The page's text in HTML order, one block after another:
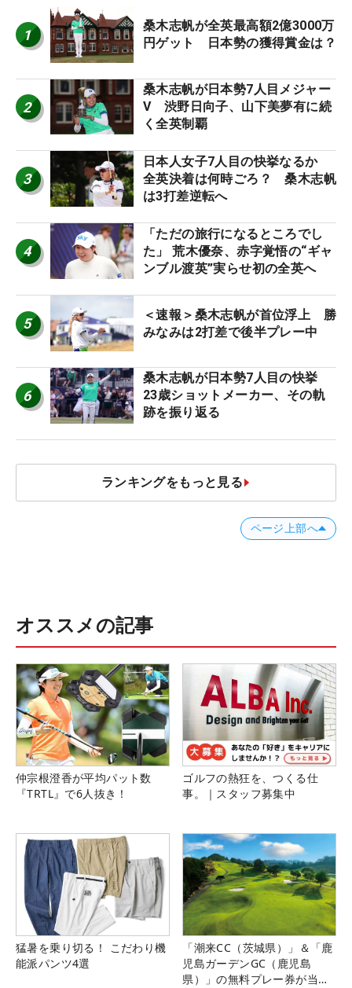
1
桑木志帆が全英最高額2億3000万
円ゲット 日本勢の獲得賞金は？
2
桑木志帆が日本勢7人目メジャー
V 渋野日向子、山下美夢有に続
く全英制覇
3
日本人女子7人目の快挙なるか
全英決着は何時ごろ？ 桑木志帆
は3打差逆転へ
4
「ただの旅行になるところでし
た」 荒木優奈、赤字覚悟の“ギャ
ンブル渡英”実らせ初の全英へ
5
＜速報＞桑木志帆が首位浮上 勝
みなみは2打差で後半プレー中
6
桑木志帆が日本勢7人目の快挙
23歳ショットメーカー、その軌
跡を振り返る
ランキングをもっと見る
ページ上部へ
オススメの記事
仲宗根澄香が平均パット数
『TRTL』で6人抜き！
ゴルフの熱狂を、つくる仕
事。｜スタッフ募集中
猛暑を乗り切る！ こだわり機
能派パンツ4選
「潮来CC（茨城県）」＆「鹿
児島ガーデンGC（鹿児島
県）」の無料プレー券が当た